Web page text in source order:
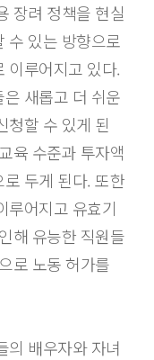
장려 정책을 현실
수 있는 방향으로
이루어지고 있다.
새롭고 더 쉬운
청할 수 있게 된
육 수준과 투자액
두게 된다. 또한
루어지고 유효기
해 유능한 직원들
로 노동 허가를
의 배우자와 자녀